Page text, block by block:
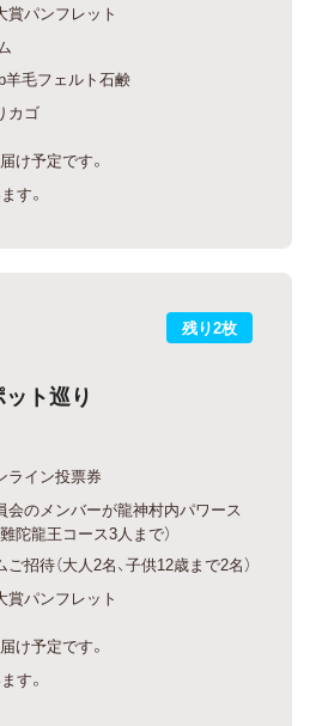
賞パンフレット
羊毛フェルト石鹸
カゴ
け予定です。
す。
残り2枚
ト巡り
ライン投票券
会のメンバーが龍神村内パワース
陀龍王コース3人まで）
招待（大人2名、子供12歳まで2名）
賞パンフレット
け予定です。
す。